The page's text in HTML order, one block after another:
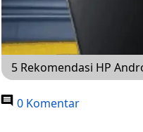
5 Rekomendasi HP
0 Komentar